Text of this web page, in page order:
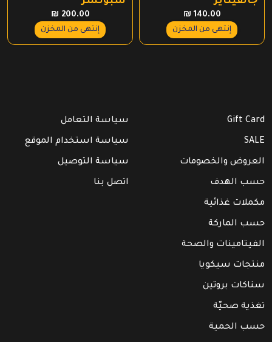
₪ 140.00
إنتهى من المخزن
₪ 200.00
إنتهى من المخزن
Gift Card
SALE
العروض والخصومات
حسب الهدف
مكملات غذائية
حسب الماركة
الفيتامينات والصحة
منتجات سيكويا
سناكات بروتين
تغذية صحيّة
حسب الحمية
سياسة التعامل
سياسة استخدام الموقع
سياسة التوصيل
اتصل بنا